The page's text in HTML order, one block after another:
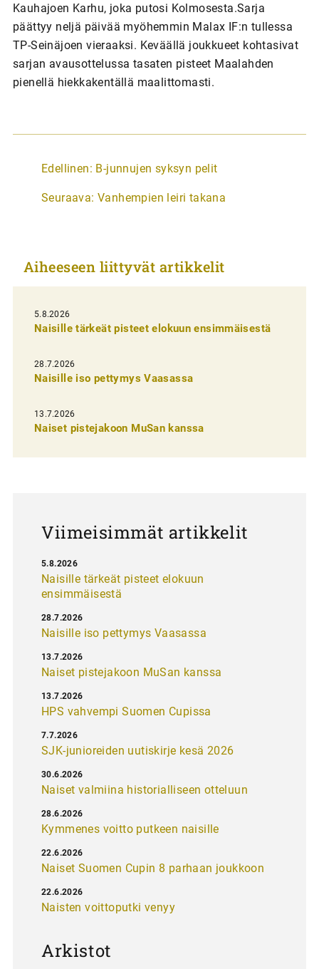
Kauhajoen Karhu, joka putosi Kolmosesta.Sarja
päättyy neljä päivää myöhemmin Malax IF:n tullessa
TP-Seinäjoen vieraaksi. Keväällä joukkueet kohtasivat
sarjan avausottelussa tasaten pisteet Maalahden
pienellä hiekkakentällä maalittomasti.
A
t
k
e
l
i
e
n
e
Edellinen: B-junnujen syksyn pelit
Seuraava: Vanhempien leiri takana
Aiheeseen liittyvät artikkelit
5.8.2026
Naisille tärkeät pisteet elokuun ensimmäisestä
28.7.2026
Naisille iso pettymys Vaasassa
13.7.2026
Naiset pistejakoon MuSan kanssa
Viimeisimmät artikkelit
Naisille tärkeät pisteet elokuun
ensimmäisestä
5.8.2026
Naisille iso pettymys Vaasassa
28.7.2026
Naiset pistejakoon MuSan kanssa
13.7.2026
HPS vahvempi Suomen Cupissa
13.7.2026
SJK-junioreiden uutiskirje kesä 2026
7.7.2026
Naiset valmiina historialliseen otteluun
30.6.2026
Kymmenes voitto putkeen naisille
28.6.2026
Naiset Suomen Cupin 8 parhaan joukkoon
22.6.2026
Naisten voittoputki venyy
22.6.2026
Arkistot